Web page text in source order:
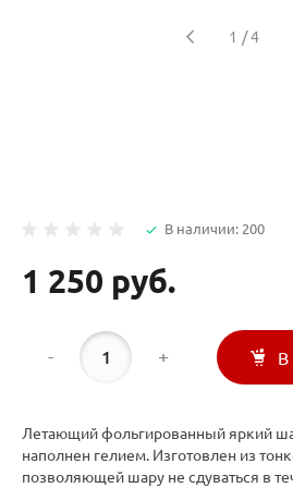
1 / 4
В наличии: 200
1 250 руб.
- + В
Летающий фольгированный яркий
наполнен гелием. Изготовлен из
позволяющей шару не сдуваться в